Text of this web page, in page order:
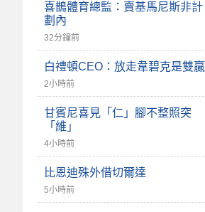
喜鵲體育總監：賣基馬尼斯非計
劃內
32分鐘前
白禮頓CEO：放走韋碧克是雙贏
2小時前
甘賓尼喜見「仁」腳不整照突
「維」
4小時前
比恩迪殊外借切爾達
5小時前